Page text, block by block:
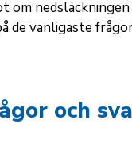
om nedsläckningen
de vanligaste
och